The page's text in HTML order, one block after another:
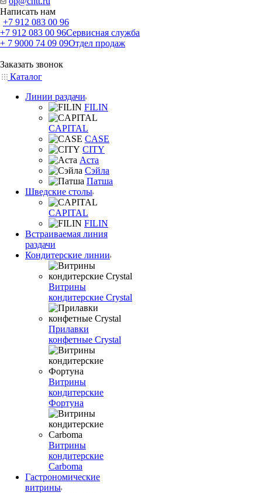
Написать нам
+7 912 083 00 96
+7 912 083 00 96Сервисная служба
+ 7 9000 74 09 09Отдел продаж
Заказать звонок
Каталог
Линии раздачи
FILIN
CAPITAL
CASE
CITY
Аста
Сэйла
Патша
Шведские столы
CAPITAL
FILIN
Встраиваемая линия
раздачи
Кондитерские линии
Витрины
кондитерские Crystal
Прилавки
конфетные Crystal
Витрины
кондитерские
Фортуна
Витрины
кондитерские
Carboma
Гастрономические
витрины